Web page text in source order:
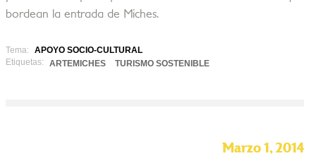
bordean la entrada de Miches.
Tema:
APOYO SOCIO-CULTURAL
Etiquetas:
ARTEMICHES TURISMO SOSTENIBLE
Marzo 1, 2014